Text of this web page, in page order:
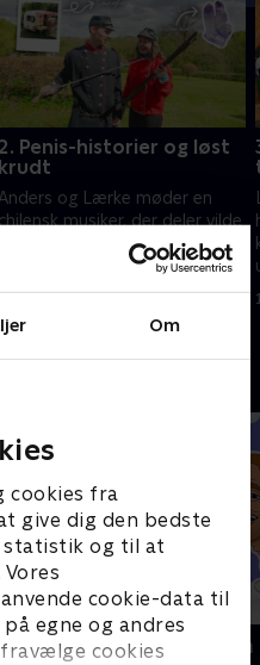
Om
cookies fra
give dig den bedste
statistik og til at
cookie-data til
egne og andres
cookies
2. Penis-historier og løst
krudt
og Lærke møder en
musiker, der deler vilde
og uventede historier, og så
møder de også en mand, der
kælderen fyldt med helt
Fotovognen